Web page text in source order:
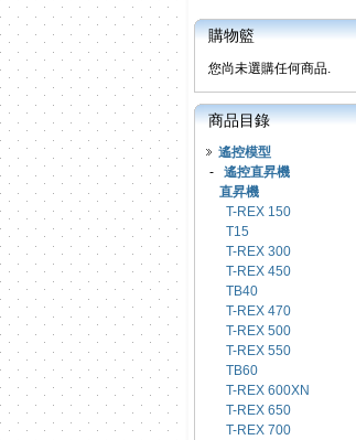
購物籃
您尚未選購任何商品.
商品目錄
遙控模型
- 遙控直昇機
直昇機
T-REX 150
T15
T-REX 300
T-REX 450
TB40
T-REX 470
T-REX 500
T-REX 550
TB60
T-REX 600XN
T-REX 650
T-REX 700